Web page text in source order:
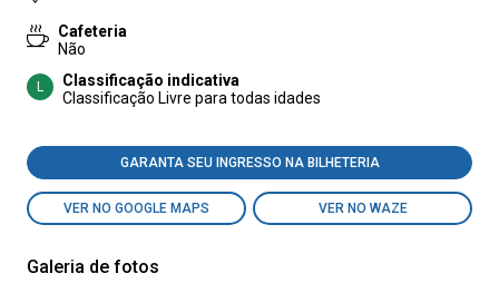
Cafeteria
Não
L
Classificação indicativa
Classificação Livre para todas idades
GARANTA SEU INGRESSO NA BILHETERIA
VER NO GOOGLE MAPS VER NO WAZE
Galeria de fotos